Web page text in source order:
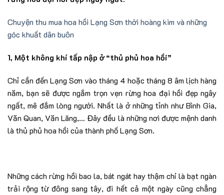
Chuyện thu mua hoa hồi Lạng Sơn thời hoàng kim và những
góc khuất dân buôn
1, Một không khí tấp nập ở “thủ phủ hoa hồi”
Chỉ cần đến Lạng Sơn vào tháng 4 hoặc tháng 8 âm lịch hàng
năm, bạn sẽ được ngắm trọn vẹn rừng hoa đại hồi đẹp ngây
ngất, mê đắm lòng người. Nhất là ở những tỉnh như Bình Gia,
Văn Quan, Văn Lãng,… Đây đều là những nơi được mệnh danh
là thủ phủ hoa hồi của thành phố Lạng Sơn.
Những cách rừng hồi bao la, bát ngát hay thậm chí là bạt ngàn
trải rộng từ đông sang tây, đi hết cả một ngày cũng chẳng